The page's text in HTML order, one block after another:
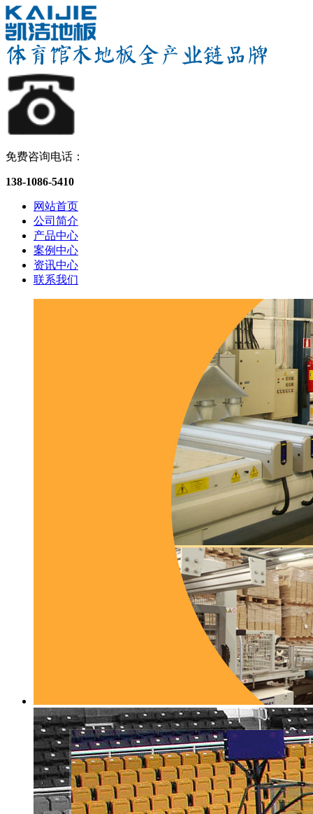
免费咨询电话：
138-1086-5410
网站首页
公司简介
产品中心
案例中心
资讯中心
联系我们